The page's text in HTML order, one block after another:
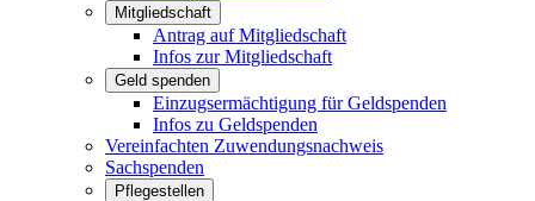
Mitgliedschaft
Antrag auf Mitgliedschaft
Infos zur Mitgliedschaft
Geld spenden
Einzugsermächtigung für Geldspenden
Infos zu Geldspenden
Vereinfachten Zuwendungsnachweis
Sachspenden
Pflegestellen